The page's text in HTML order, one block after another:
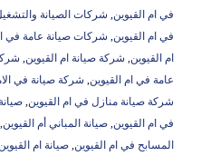
في ام القيوين, شركات الصيانة
في ام القيوين, شركات صيانة عامة في
ام القيوين, شركة صيانة ام القيوين,
عامة في ام القيوين, شركة صيانة في
شركة صيانة منازل في ام القيوين,
في ام القيوين, صيانة المباني أم القيوين,
المسابح في ام القيوين, صيانة ام القيوين